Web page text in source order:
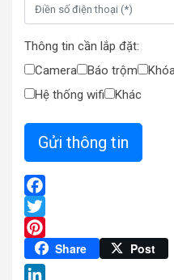
Thông tin cần lắp đặt:
Camera
Báo trộm
Hệ thống wifi
Khác
Facebook
Twitter
Pinterest
Share Post